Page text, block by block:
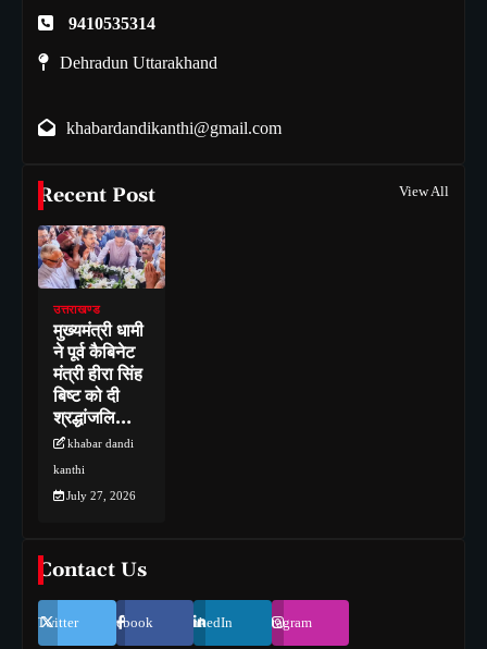
9410535314
Dehradun Uttarakhand
khabardandikanthi@gmail.com
Recent Post View All
उत्तराखण्ड
मुख्यमंत्री धामी
ने पूर्व कैबिनेट
मंत्री हीरा सिंह
बिष्ट को दी
श्रद्धांजलि…
khabar dandi
kanthi
July 27, 2026
Contact Us
Twitter Facebook LinkedIn Instagram